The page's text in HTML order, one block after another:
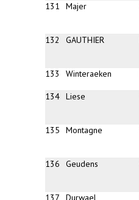
131 Majer
132 GAUTHIER
133 Winteraeken
134 Liese
135 Montagne
136 Geudens
137 Durwael